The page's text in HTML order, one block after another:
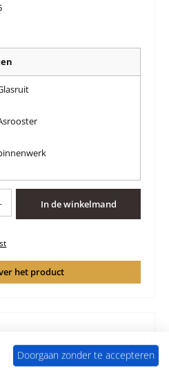
In de winkelmand
het product
Doorgaan zonder te accepteren